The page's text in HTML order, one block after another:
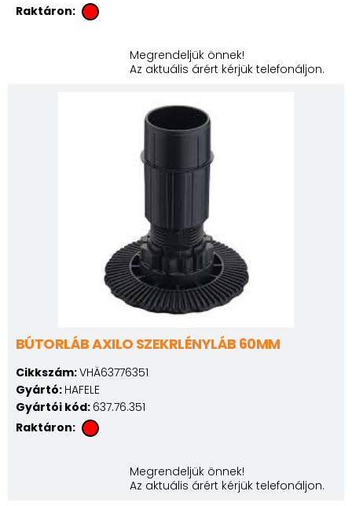
Raktáron:
Megrendeljük önnek!
Az aktuális árért kérjük telefonáljon.
BÚTORLÁB AXILO SZEKRLÉNYLÁB 60MM
Cikkszám:VHÄ63776351
Gyártó: HAFELE
Gyártói kód: 637.76.351
Raktáron:
Megrendeljük önnek!
Az aktuális árért kérjük telefonáljon.